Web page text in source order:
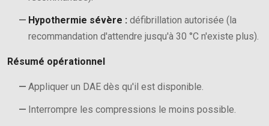
Hypothermie sévère : défibrillation autorisée (la
recommandation d'attendre jusqu'à 30 °C n'existe plus).
Résumé opérationnel
Appliquer un DAE dès qu'il est disponible.
Interrompre les compressions le moins possible.